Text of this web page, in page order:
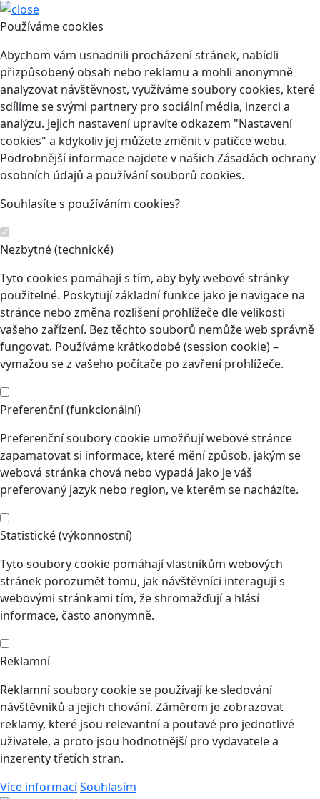
Používáme cookies
Abychom vám usnadnili procházení stránek, nabídli
přizpůsobený obsah nebo reklamu a mohli anonymně
analyzovat návštěvnost, využíváme soubory cookies, které
sdílíme se svými partnery pro sociální média, inzerci a
analýzu. Jejich nastavení upravíte odkazem "Nastavení
cookies" a kdykoliv jej můžete změnit v patičce webu.
Podrobnější informace najdete v našich Zásadách ochrany
osobních údajů a používání souborů cookies.
Souhlasíte s používáním cookies?
Nezbytné (technické)
Tyto cookies pomáhají s tím, aby byly webové stránky
použitelné. Poskytují základní funkce jako je navigace na
stránce nebo změna rozlišení prohlížeče dle velikosti
vašeho zařízení. Bez těchto souborů nemůže web správně
fungovat. Používáme krátkodobé (session cookie) –
vymažou se z vašeho počítače po zavření prohlížeče.
Preferenční (funkcionální)
Preferenční soubory cookie umožňují webové stránce
zapamatovat si informace, které mění způsob, jakým se
webová stránka chová nebo vypadá jako je váš
preferovaný jazyk nebo region, ve kterém se nacházíte.
Statistické (výkonnostní)
Tyto soubory cookie pomáhají vlastníkům webových
stránek porozumět tomu, jak návštěvníci interagují s
webovými stránkami tím, že shromažďují a hlásí
informace, často anonymně.
Reklamní
Reklamní soubory cookie se používají ke sledování
návštěvníků a jejich chování. Záměrem je zobrazovat
reklamy, které jsou relevantní a poutavé pro jednotlivé
uživatele, a proto jsou hodnotnější pro vydavatele a
inzerenty třetích stran.
Více informacíSouhlasím